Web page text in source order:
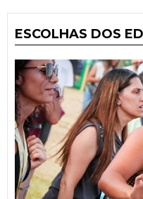
ESCOLHAS DOS